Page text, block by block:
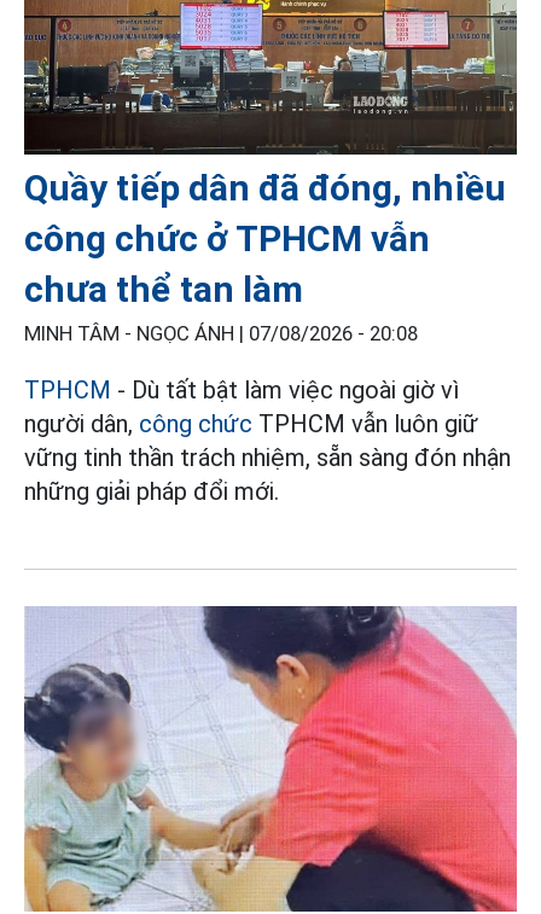
Quầy tiếp dân đã đóng, nhiều
công chức ở TPHCM vẫn
chưa thể tan làm
MINH TÂM - NGỌC ÁNH | 07/08/2026 - 20:08
TPHCM - Dù tất bật làm việc ngoài giờ vì
người dân, công chức TPHCM vẫn luôn giữ
vững tinh thần trách nhiệm, sẵn sàng đón nhận
những giải pháp đổi mới.